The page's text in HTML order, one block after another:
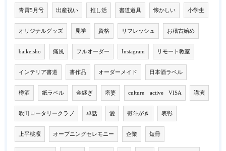
青霄5月号 出産祝い 推し活 書道道具 懐かしい 小学生
オリジナルグッズ 見学 資格 リフレッシュ お稽古始め
baikeisho 痛風 フルオーダー Instagram リモート教室
インテリア書道 書作品 オーダーメイド 日本酒ラベル
樽酒 紙ラベル 金継ぎ 塔婆 culture active VISA 講演
吹田ロータリークラブ 卓話 愛 熨斗がき 表彰
上平桃凜 オープニングセレモニー 企業 短冊